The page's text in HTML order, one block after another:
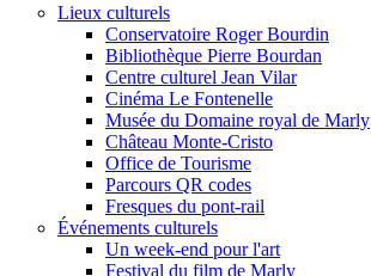
Lieux culturels
Conservatoire Roger Bourdin
Bibliothèque Pierre Bourdan
Centre culturel Jean Vilar
Cinéma Le Fontenelle
Musée du Domaine royal de Marly
Château Monte-Cristo
Office de Tourisme
Parcours QR codes
Fresques du pont-rail
Événements culturels
Un week-end pour l'art
Festival du film de Marly